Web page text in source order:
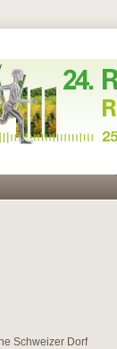
Schweizer Dorf